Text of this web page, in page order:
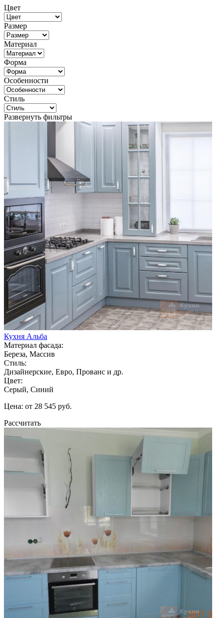
Цвет
Размер
Материал
Форма
Особенности
Стиль
Развернуть фильтры
Кухня Альба
Материал фасада:
Береза, Массив
Стиль:
Дизайнерские, Евро, Прованс и др.
Цвет:
Серый, Синий
Цена: от 28 545 руб.
Рассчитать